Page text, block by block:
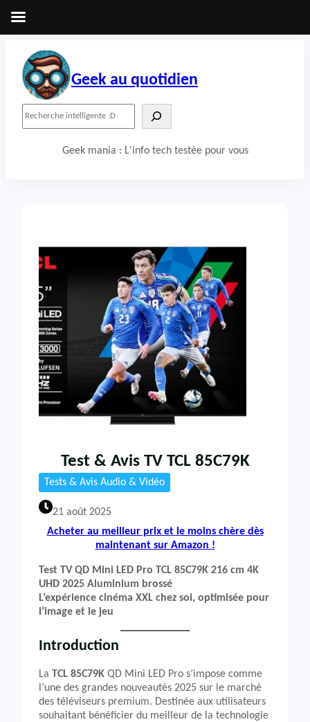
contenu
Geek au quotidien
Geek mania : L'info tech testée pour vous
Test & Avis TV TCL 85C79K
Tests & Avis Audio & Vidéo
21 août 2025
Acheter au meilleur prix et le moins chère dès
maintenant sur Amazon !
Test TV QD Mini LED Pro TCL 85C79K 216 cm 4K
UHD 2025 Aluminium brossé
L’expérience cinéma XXL chez soi, optimisée pour
l’image et le jeu
Introduction
La TCL 85C79K QD Mini LED Pro s’impose comme
l’une des grandes nouveautés 2025 sur le marché
des téléviseurs premium. Destinée aux utilisateurs
souhaitant bénéficier du meilleur de la technologie